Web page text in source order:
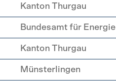
Kanton Thurgau
Bundesamt für Energie
Kanton Thurgau
Münsterlingen